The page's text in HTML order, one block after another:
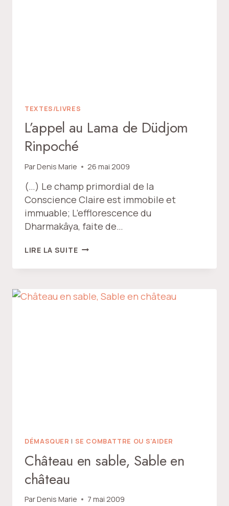
TEXTES/LIVRES
L’appel au Lama de Düdjom
Rinpoché
ParDenis Marie 26 mai 2009
(…) Le champ primordial de la
Conscience Claire est immobile et
immuable; L’efflorescence du
Dharmakâya, faite de…
LIRE LA SUITEL’APPEL
LAMA
DÜDJOM
DÉMASQUER | SE COMBATTRE OU S'AIDER
Château en sable, Sable en
château
ParDenis Marie 7 mai 2009